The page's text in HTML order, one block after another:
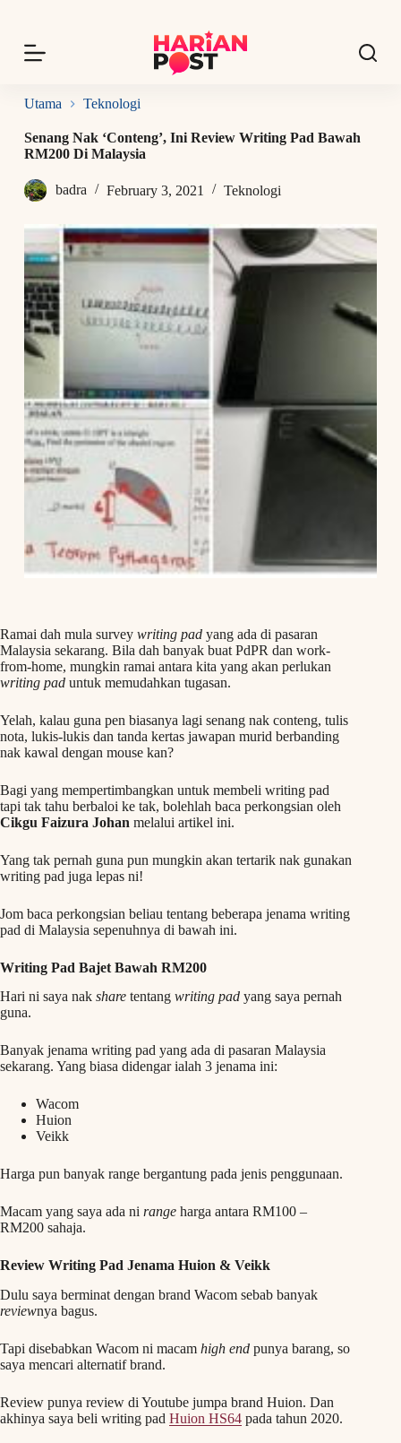
p
o
n
n
Utama Teknologi
Senang Nak ‘Conteng’, Ini Review Writing Pad Bawah
RM200 Di Malaysia
badra February 3, 2021 Teknologi
Ramai dah mula survey writing pad yang ada di pasaran
Malaysia sekarang. Bila dah banyak buat PdPR dan work-
from-home, mungkin ramai antara kita yang akan perlukan
writing pad untuk memudahkan tugasan.
Yelah, kalau guna pen biasanya lagi senang nak conteng, tulis
nota, lukis-lukis dan tanda kertas jawapan murid berbanding
nak kawal dengan mouse kan?
Bagi yang mempertimbangkan untuk membeli writing pad
tapi tak tahu berbaloi ke tak, bolehlah baca perkongsian oleh
Cikgu Faizura Johan melalui artikel ini.
Yang tak pernah guna pun mungkin akan tertarik nak gunakan
writing pad juga lepas ni!
Jom baca perkongsian beliau tentang beberapa jenama writing
pad di Malaysia sepenuhnya di bawah ini.
Writing Pad Bajet Bawah RM200
Hari ni saya nak share tentang writing pad yang saya pernah
guna.
Banyak jenama writing pad yang ada di pasaran Malaysia
sekarang. Yang biasa didengar ialah 3 jenama ini:
Wacom
Huion
Veikk
Harga pun banyak range bergantung pada jenis penggunaan.
Macam yang saya ada ni range harga antara RM100 –
RM200 sahaja.
Review Writing Pad Jenama Huion & Veikk
Dulu saya berminat dengan brand Wacom sebab banyak
reviewnya bagus.
Tapi disebabkan Wacom ni macam high end punya barang, so
saya mencari alternatif brand.
Review punya review di Youtube jumpa brand Huion. Dan
akhinya saya beli writing pad Huion HS64 pada tahun 2020.